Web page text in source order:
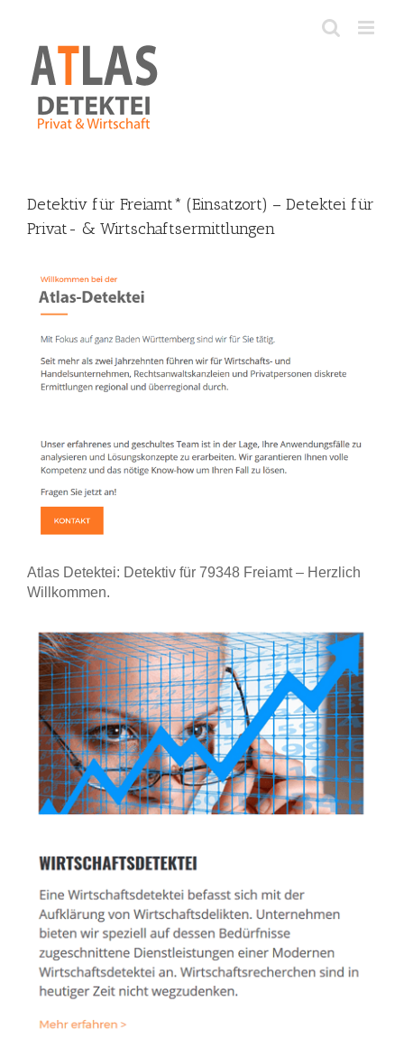
content
Detektiv für Freiamt* (Einsatzort) – Detektei für
Privat- & Wirtschaftsermittlungen
Atlas Detektei: Detektiv für 79348 Freiamt – Herzlich
Willkommen.